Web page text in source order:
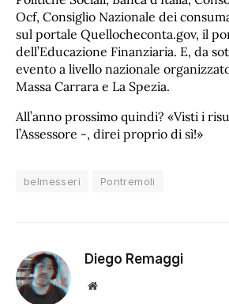
Ocf, Consiglio Nazionale dei
sul portale Quellocheconta.gov, il
dell’Educazione Finanziaria. E, da
evento a livello nazionale
Massa Carrara e La Spezia.
All’anno prossimo quindi? «Visti i
l’Assessore -, direi proprio di sì!»
belmesseri Pontremoli
Diego Remaggi
Sito